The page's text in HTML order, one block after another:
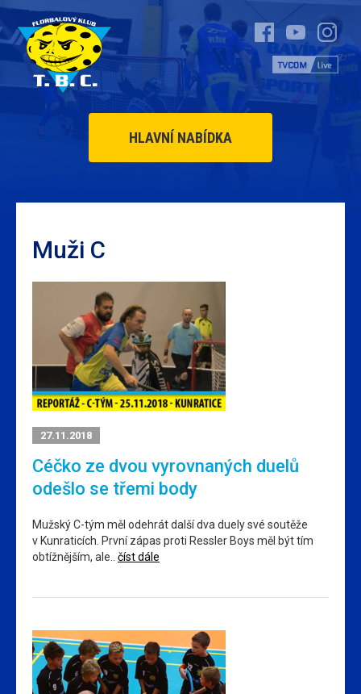
HLAVNÍ NABÍDKA
Muži C
27.11.2018
Céčko ze dvou vyrovnaných duelů
odešlo se třemi body
Mužský C-tým měl odehrát další dva duely své soutěže
v Kunraticích. První zápas proti Ressler Boys měl být tím
obtížnějším, ale.. číst dále